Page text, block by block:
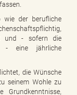
wie der berufliche
und - sofern die
- eine jährliche
die Wünsche
seinem Wohle zu
Grundkenntnisse,